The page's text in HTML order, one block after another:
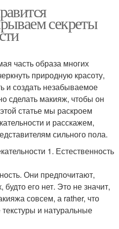
секреты
часть образа многих
природную красоту,
и создать незабываемое
сделать макияж, чтобы он
статье мы раскроем
и расскажем,
сильного пола.
1. Естественность
Они предпочитают,
будто его нет. Это не значит,
совсем, а rather, что
текстуры и натуральные